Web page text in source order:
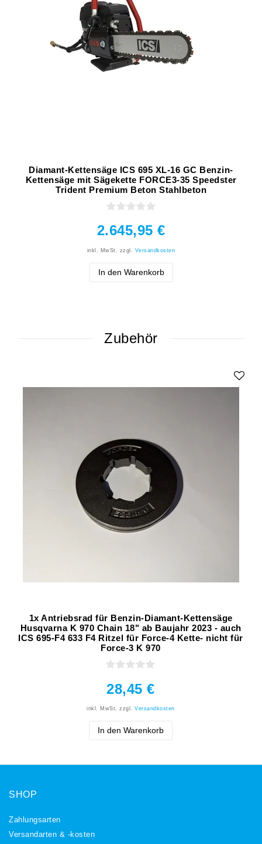
Diamant-Kettensäge ICS 695 XL-16 GC Benzin-
Kettensäge mit Sägekette FORCE3-35 Speedster
Trident Premium Beton Stahlbeton
2.645,95 €
inkl. MwSt. zzgl. Versandkosten
In den Warenkorb
Zubehör
1x Antriebsrad für Benzin-Diamant-Kettensäge
Husqvarna K 970 Chain 18" ab Baujahr 2023 - auch
ICS 695-F4 633 F4 Ritzel für Force-4 Kette- nicht für
Force-3 K 970
28,45 €
inkl. MwSt. zzgl.Versandkosten
In den Warenkorb
SHOP
Zahlungsarten
Versandarten & -kosten